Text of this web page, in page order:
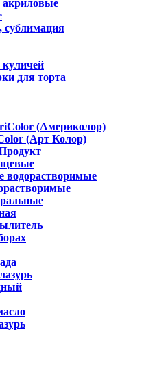
акриловые
для торта
(Америколор)
(Арт Колор)
водорастворимые